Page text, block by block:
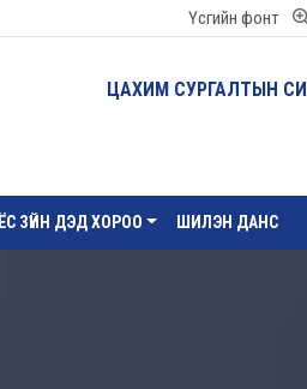
Үсгийн фонт
ЦАХИМ СУРГАЛТЫН
ЁС ЗҮЙН ДЭД ХОРОО ШИЛЭН ДАНС